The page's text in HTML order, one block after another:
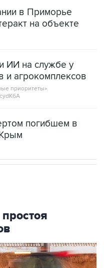
в Приморье
на объекте
ИИ на службе у
и агрокомплексов
приоритеты».
погибшем в